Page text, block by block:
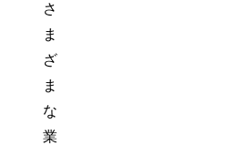
さ
ま
ざ
ま
な
業